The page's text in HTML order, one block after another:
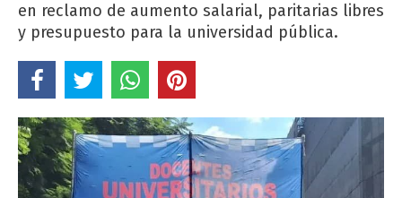
en reclamo de aumento salarial, paritarias libres
y presupuesto para la universidad pública.